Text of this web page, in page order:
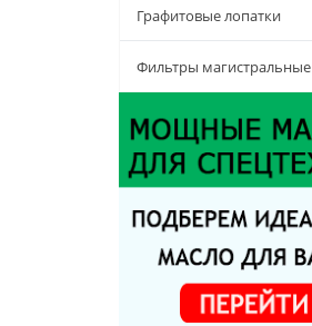
Графитовые лопатки
Фильтры магистральные